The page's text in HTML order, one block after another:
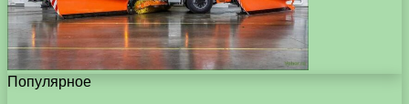
Популярное